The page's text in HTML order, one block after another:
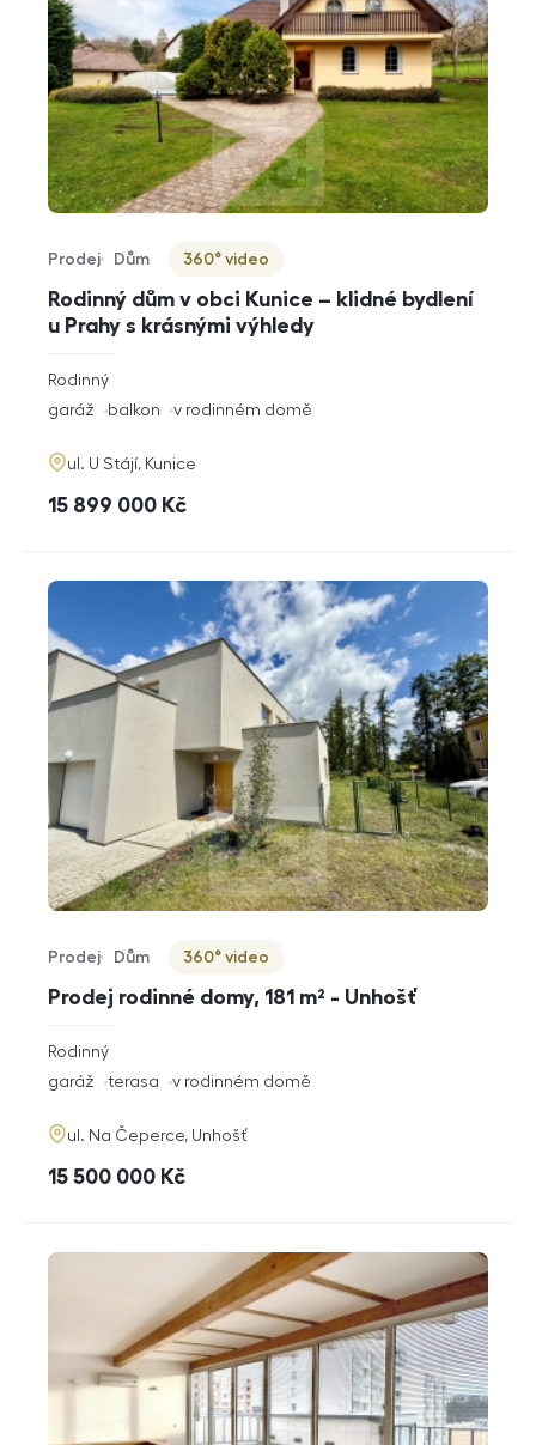
Rodinný dům v obci Kunice – klidné bydlení
u Prahy s krásnými výhledy
Typ nabídky
Prodej
Typ nemovitosti
Dům
Virtuální prohlídka
360° video
rozměry
dispozice
Rodinný
funkce
garáž balkon v rodinném domě
adresa
ul. U Stájí, Kunice
cena
15 899 000 Kč
Prodej rodinné domy, 181 m² - Unhošť
Typ nabídky
Prodej
Typ nemovitosti
Dům
Virtuální prohlídka
360° video
rozměry
dispozice
Rodinný
funkce
garáž terasa v rodinném domě
adresa
ul. Na Čeperce, Unhošť
cena
15 500 000 Kč